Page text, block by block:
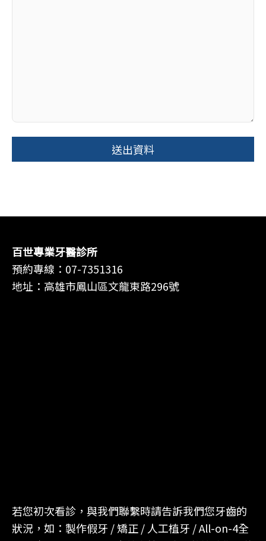
百世專業牙醫診所
預約專線： 07-7351316
地址：高雄市鳳山區文龍東路296號
若您初次看診，與我們聯繫時請告訴我們您牙齒的
狀況，如：製作假牙 / 矯正 / 人工植牙 / All-on-4全